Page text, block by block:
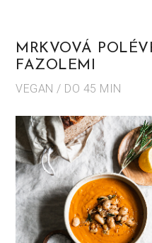
MRKVOVÁ
FAZOLEMI
VEGAN / DO 45 MIN